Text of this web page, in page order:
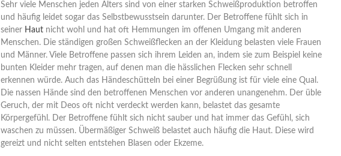
Sehr viele Menschen jeden Alters sind von einer starken Schweißproduktion betroffen
und häufig leidet sogar das Selbstbewusstsein darunter. Der Betroffene fühlt sich in
seiner Haut nicht wohl und hat oft Hemmungen im offenen Umgang mit anderen
Menschen. Die ständigen großen Schweißflecken an der Kleidung belasten viele Frauen
und Männer. Viele Betroffene passen sich ihrem Leiden an, indem sie zum Beispiel keine
bunten Kleider mehr tragen, auf denen man die hässlichen Flecken sehr schnell
erkennen würde. Auch das Händeschütteln bei einer Begrüßung ist für viele eine Qual.
Die nassen Hände sind den betroffenen Menschen vor anderen unangenehm. Der üble
Geruch, der mit Deos oft nicht verdeckt werden kann, belastet das gesamte
Körpergefühl. Der Betroffene fühlt sich nicht sauber und hat immer das Gefühl, sich
waschen zu müssen. Übermäßiger Schweiß belastet auch häufig die Haut. Diese wird
gereizt und nicht selten entstehen Blasen oder Ekzeme.